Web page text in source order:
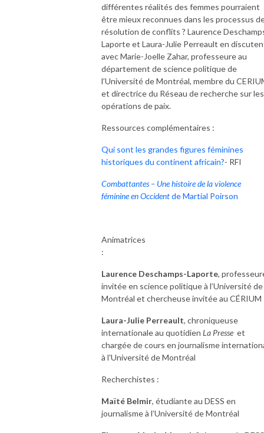
Aurélia Crémoux, étudiante au certificat en journalisme à l’Université de
Montréal et journaliste indépendante
Caroline de La Motte, réalisatrice indépendante
Production réalisée avec le soutien de Faculté des arts et des sciences de
l’Université de Montréal et d’UdeM International.
Retrouvez tous nos épisodes au cerium.umontreal.ca/medias/balado-
sans-escale/ ou sur votre plateforme de balado préférée.
différentes réalités des femmes pourraient
être mieux reconnues dans les processus
résolution de conflits ? Laurence
Laporte et Laura-Julie Perreault en
avec Marie-Joelle Zahar, professeure au
département de science politique de
l’Université de Montréal, membre du
et directrice du Réseau de recherche sur les
opérations de paix.
Ressources complémentaires :
Qui sont les grandes figures féminines
historiques du continent africain?- RFI
Combattantes – Une histoire de la violence
féminine en Occidentde Martial Poirson
Animatrices
Laurence Deschamps-Laporte,
invitée en science politique à l’Université de
Montréal et chercheuse invitée au
Laura-Julie Perreault, chroniqueuse
internationale au quotidien La Presse et
chargée de cours en journalisme
à l'Université de Montréal
Recherchistes :
Maïté Belmir, étudiante au DESS en
journalisme à l’Université de Montréal